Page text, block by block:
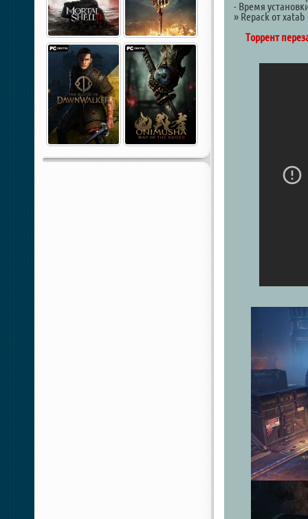
- Время
» Repack от xatab
Торрент